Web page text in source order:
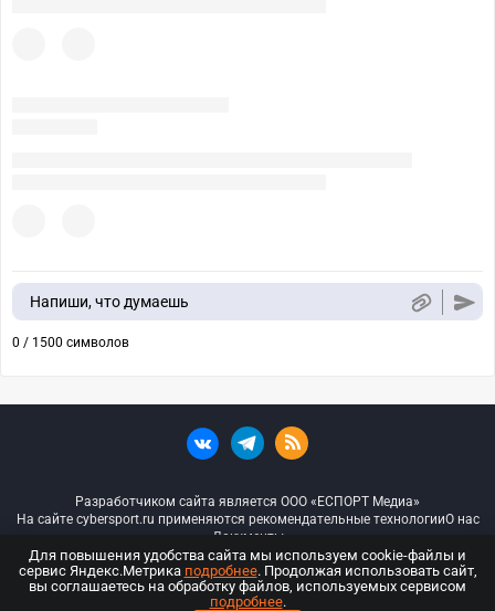
Напиши, что думаешь
0 / 1500 символов
Разработчиком сайта является ООО «ЕСПОРТ Медиа»
На сайте cybersport.ru применяются рекомендательные технологииО нас
Документы
© ООО «Киберспорт.ру» — Все права защищены
Для повышения удобства сайта мы используем cookie-файлы и
сервис Яндекс.Метрика подробнее. Продолжая использовать сайт,
вы соглашаетесь на обработку файлов, используемых сервисом
подробнее.